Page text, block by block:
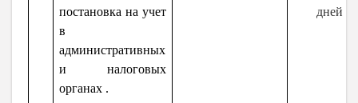
постановка на учет
в
административных
и налоговых
органах .
дней